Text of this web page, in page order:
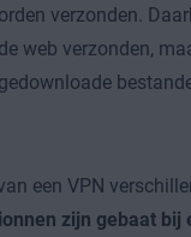
verzonden.
web verzonden,
een VPN
zijn gebaat bij